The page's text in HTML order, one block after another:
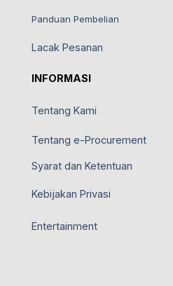
Panduan Pembelian
Lacak Pesanan
INFORMASI
Tentang Kami
Tentang e-Procurement
Syarat dan Ketentuan
Kebijakan Privasi
Entertainment